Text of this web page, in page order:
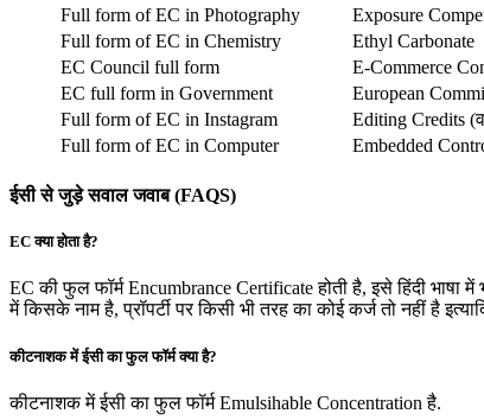
Full form of EC in Photography
Exposure
Full form of EC in Chemistry
Ethyl Carbonate
EC Council full form
E-Commerce
EC full form in Government
European
Full form of EC in Instagram
Editing Credits
Full form of EC in Computer
Embedded
ईसी से जुड़े सवाल जवाब (FAQS)
EC क्या होता है?
EC की फुल फॉर्म Encumbrance Certificate होती है, इसे हिंदी भाषा में
में किसके नाम है, प्रॉपर्टी पर किसी भी तरह का कोई कर्ज तो नहीं है
कीटनाशक में ईसी का फुल फॉर्म क्या है?
कीटनाशक में ईसी का फुल फॉर्म Emulsihable Concentration है.